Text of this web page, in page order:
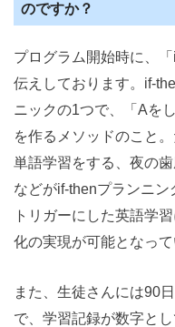
のですか？
プログラム開始時に、
伝えしております。if-
ニックの1つで、「Aを
を作るメソッドのこと
単語学習をする、夜の
などがif-thenプランニ
トリガーにした英語学
化の実現が可能となって
また、生徒さんには90
で、学習記録が数字と